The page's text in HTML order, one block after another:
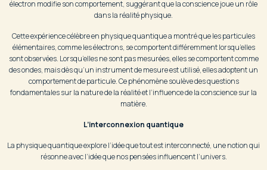
électron modifie son comportement, suggérant que la conscience joue un rôle
dans la réalité physique.
Cette expérience célèbre en physique quantique a montré que les particules
élémentaires, comme les électrons, se comportent différemment lorsqu’elles
sont observées. Lorsqu’elles ne sont pas mesurées, elles se comportent comme
des ondes, mais dès qu’un instrument de mesure est utilisé, elles adoptent un
comportement de particule. Ce phénomène soulève des questions
fondamentales sur la nature de la réalité et l’influence de la conscience sur la
matière.
L’interconnexion quantique
La physique quantique explore l’idée que tout est interconnecté, une notion qui
résonne avec l’idée que nos pensées influencent l’univers.